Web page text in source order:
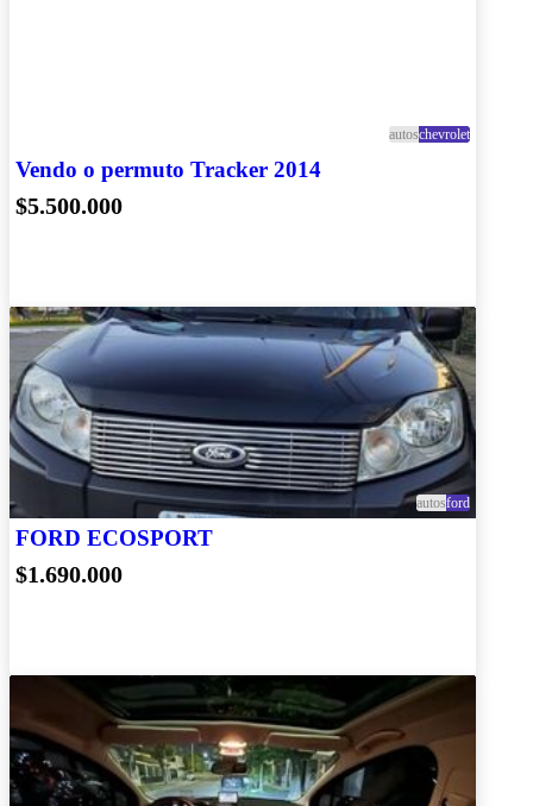
autoschevrolet
Vendo o permuto Tracker 2014
$5.500.000
autosford
FORD ECOSPORT
$1.690.000